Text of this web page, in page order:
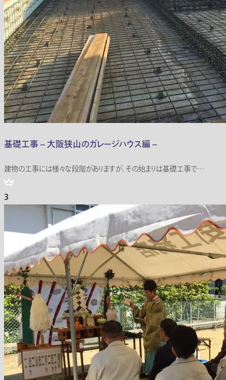
基礎工事 – 大阪狭山のガレージハウス編 –
建物の工事には様々な段階がありますが、その始まりは基礎工事で…
3